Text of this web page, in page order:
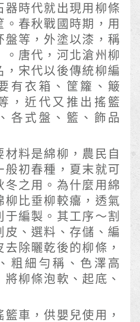
器時代就出現用柳條
。春秋戰國時期，用
盤等，外塗以漆，稱
。唐代，河北滄州柳
，宋代以後傳統柳編
有衣箱、筐籮、簸
，近代又推出搖籃
各式盤、籃、飾品
材料是綿柳，農民自
般初春種，夏末就可
冬之用。為什麼用綿
柳比垂柳較癟，透氣
于編製。其工序～割
皮、選料、存儲、編
去除曬乾後的柳條，
粗細勻稱、色澤高
將柳條泡軟、起底、
籃車，供嬰兒使用，